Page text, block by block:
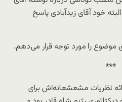
خود آقای زیدآبادی پاسخ
موضوع را مورد توجه قرار می‌دهم.
***
نظریات مشعشعانه‌اش برای